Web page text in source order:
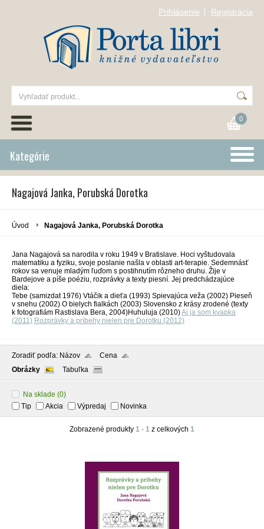
Prihlásenie Registrácia
0
Kategórie
Nagajová Janka, Porubská Dorotka
Úvod Nagajová Janka, Porubská Dorotka
Jana Nagajová sa narodila v roku 1949 v Bratislave. Hoci vyštudovala
matematiku a fyziku, svoje poslanie našla v oblasti art-terapie. Sedemnásť
rokov sa venuje mladým ľuďom s postihnutím rôzneho druhu. Žije v
Bardejove a píše poéziu, rozprávky a texty piesní. Jej predchádzajúce
diela:
Tebe (samizdat 1976) Vtáčik a dieťa (1993) Spievajúca veža (2002) Pieseň
v snehu (2002) O bielych fialkách (2003) Slovensko z krásy zrodené (texty
k fotografiám Rastislava Bera, 2004)Huhuluja (2010)Aj ja som kvapka
(2011) Rozprávky a príbehy nielen pre Dorotku (2012)
Zoradiť podľa: Názov
Cena
Obrázky
Tabuľka
Na sklade (0)
Tip
Akcia Výpredaj Novinka
Zobrazené produkty 1 - 1 z celkových 1